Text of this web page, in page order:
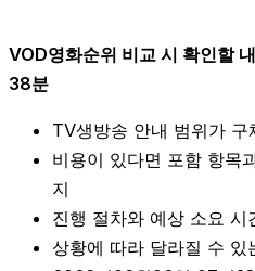
VOD영화순위 비교 시 확인할
38분
TV생방송 안내 범위가 구
비용이 있다면 포함 항목
지
진행 절차와 예상 소요 시
상황에 따라 달라질 수 있